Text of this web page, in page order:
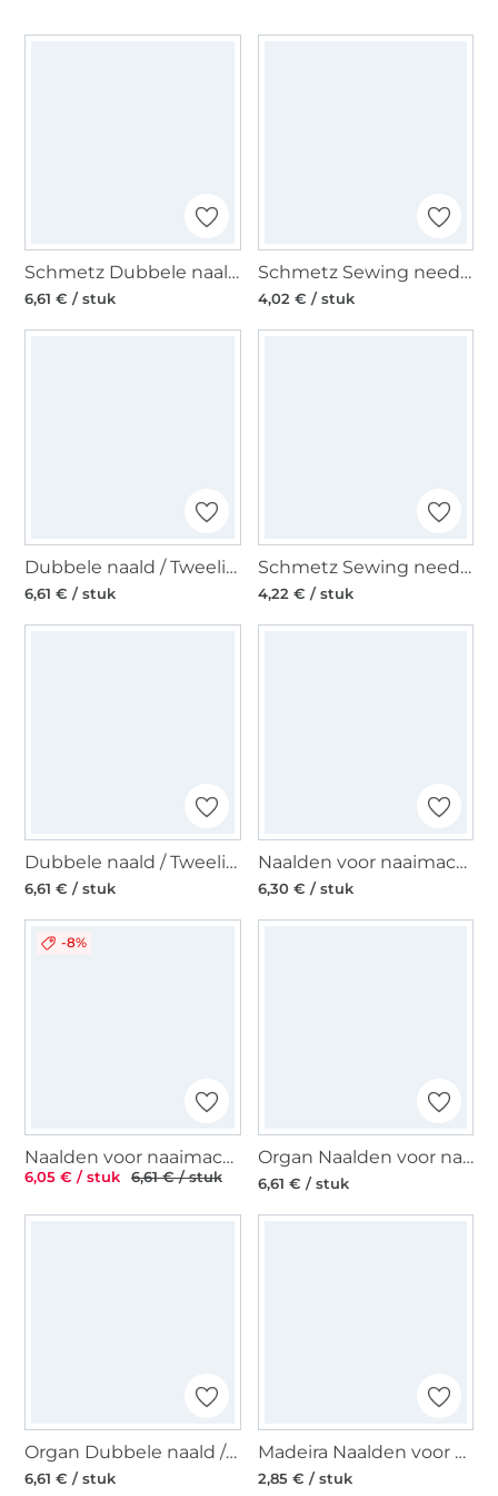
Schmetz Dubbele naald / Tweelingnaald 130/705, Stretch 75/4,0 mm
6,61 € / stuk
Schmetz Sewing needle 130/705 H-S, Stretch 75
4,02 € / stuk
Dubbele naald / Tweelingnaald 130/705, Stretch 75/2,5 mm
6,61 € / stuk
Schmetz Sewing needle 130/705 H-S, Stretch 75 - 90
4,22 € / stuk
Dubbele naald / Tweelingnaald 130/705, Stretch 75/4,0 mm
6,61 € / stuk
Naalden voor naaimachines Stretch 130/705, Stretc
6,30 € / stuk
-8%
Naalden voor naaimachines 130/705, Stretch 90
6,05 € / stuk 6,61 € / stuk
Organ Naalden voor naaimachines Super Stretch 75
6,61 € / stuk
Organ Dubbele naald / Tweelingnaald 130/705 H, Stretch 75/4,0 mm
6,61 € / stuk
Madeira Naalden voor naaimachines Super Stretch
2,85 € / stuk